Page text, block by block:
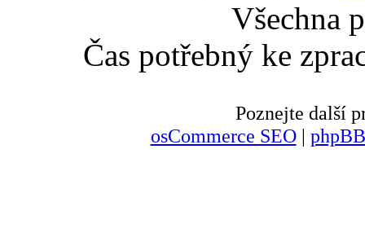
Všechna
Čas potřebný ke
Poznejte další
osCommerce SEO|